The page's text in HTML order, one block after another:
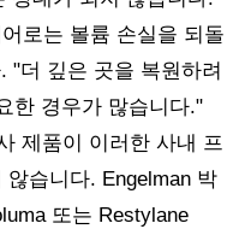
로는 볼륨 손실을 되돌
"더 깊은 곳을 복원하려
한 경우가 많습니다."
제품이 이러한 사내 프
습니다. Engelman 박
또는 Restylane